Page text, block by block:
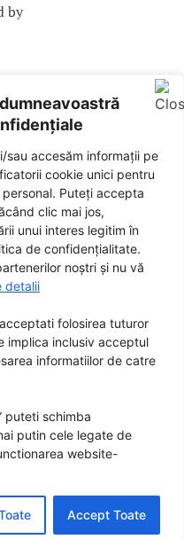
sau accesăm informații pe
cookie unici pentru
Puteți accepta
clic mai jos,
unui interes legitim în
de confidențialitate.
noștri și nu vă
detalii
acceptati folosirea tuturor
implica inclusiv acceptul
informatiilor de catre
puteti schimba
putin cele legate de
website-
Accept Toate
by
City Guide Media SRL,
Goga nr. 9, bl. 290